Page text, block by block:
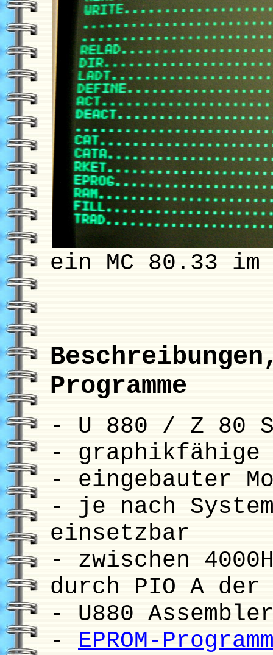
ein MC 80.33 im
Programme
- U 880 / Z 80
- graphikfähige
- eingebauter
- je nach
einsetzbar
- zwischen
durch PIO A der
- U880
- EPROM-